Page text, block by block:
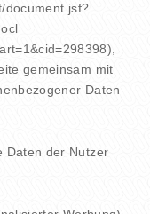
document.jsf?
gemeinsam mit
Daten
Daten der Nutzer